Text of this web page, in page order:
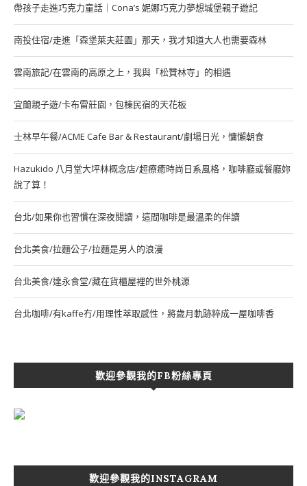
帶孩子走進巧克力童話｜Cona’s 妮娜巧克力夢想城堡親子遊記
南投住宿/走進「森堡萊夫莊園」那天，我才知道大人也需要森林
雲南旅記/在雲南的高原之上，我與「松贊林寺」的相遇
宜蘭親子遊/卡布雷莊園，包棟民宿的天花板
士林早午餐/ACME Cafe Bar & Restaurant/劇場日光，慵懶朝食
Hazukido 八月堂大坪林概念店/超療癒時尚日系風格，咖啡廳或餐廳妳
說了算！
台北/如果你也習慣在深夜閱讀，這間咖啡是最溫柔的伴讀
台北美食/拉麵公子/拉麵是男人的浪漫
台北美食/達永食堂/藏在貨櫃屋裡的世外桃源
台北咖啡/有kaffe冇/用理性萃取感性，將歲月軌跡粹成一屋咖啡香
歡迎參觀我的FB粉絲專頁
歡迎參觀我的INSTAGRAM